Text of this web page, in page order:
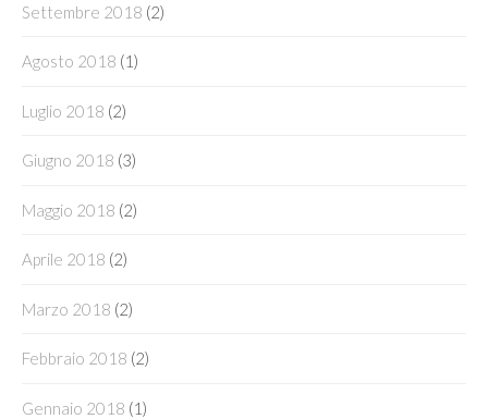
Settembre 2018 (2)
Agosto 2018 (1)
Luglio 2018 (2)
Giugno 2018 (3)
Maggio 2018 (2)
Aprile 2018 (2)
Marzo 2018 (2)
Febbraio 2018 (2)
Gennaio 2018 (1)